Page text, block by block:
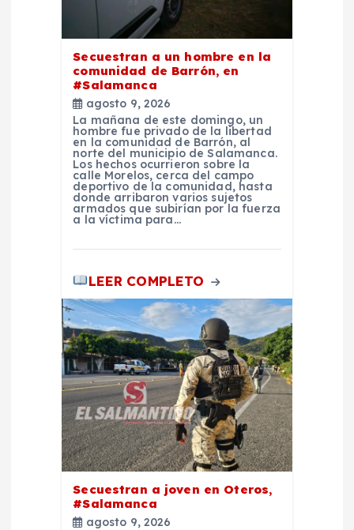
Secuestran a un hombre en la
comunidad de Barrón, en
#Salamanca
agosto 9, 2026
La mañana de este domingo, un
hombre fue privado de la libertad
en la comunidad de Barrón, al
norte del municipio de Salamanca.
Los hechos ocurrieron sobre la
calle Morelos, cerca del campo
deportivo de la comunidad, hasta
donde arribaron varios sujetos
armados que subirían por la fuerza
a la víctima para…
LEER COMPLETO
Secuestran a joven en Oteros,
#Salamanca
agosto 9, 2026